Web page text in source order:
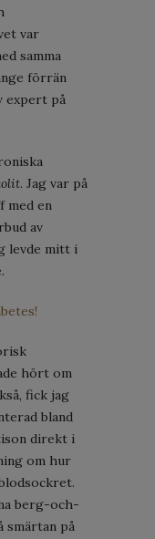
var
samma
förrän
expert på
. Jag var på
med en
av
levde mitt i
hört om
fick jag
bland
direkt i
om hur
berg-och-
smärtan på